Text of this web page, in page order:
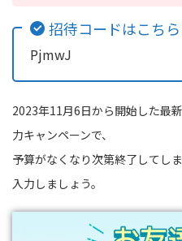
招待コードはこちら
PjmwJ
2023年11月6日から開始した最
力キャンペーンで、
予算がなくなり次第終了してし
入力しましょう。